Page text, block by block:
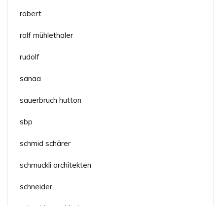
robert
rolf mühlethaler
rudolf
sanaa
sauerbruch hutton
sbp
schmid schärer
schmuckli architekten
schneider